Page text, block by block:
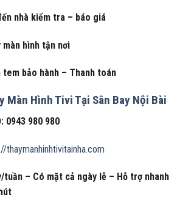
nhà kiểm tra – báo giá
hình tận nơi
bảo hành – Thanh toán
Màn Hình Tivi Tại Sân Bay Nội Bài
0943 980 980
thaymanhinhtivitainha.com
tuần – Có mặt cả ngày lễ – Hỗ trợ nhanh